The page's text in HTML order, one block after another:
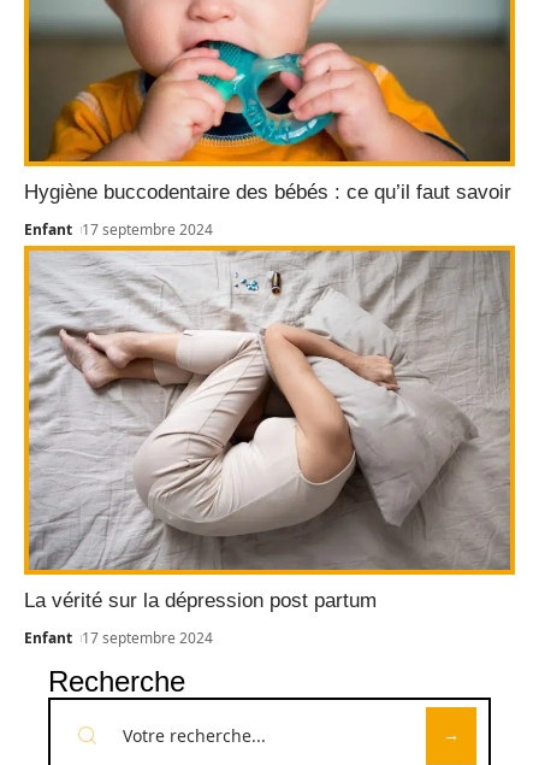
Hygiène buccodentaire des bébés : ce qu’il faut savoir
Enfant 17 septembre 2024
La vérité sur la dépression post partum
Enfant 17 septembre 2024
Recherche